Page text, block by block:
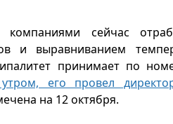
сейчас
и выравниванием
принимает по
его провел
на 12 октября.